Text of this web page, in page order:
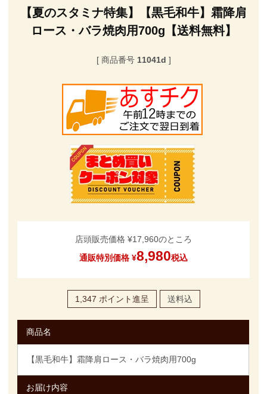
【夏のスタミナ特集】【黒毛和牛】霜降肩
ロース・バラ焼肉用700g【送料無料】
商品番号 11041d
店頭販売価格 ¥17,960のところ
通販特別価格 ¥8,980税込
1,347 ポイント進呈 送料込
商品名
【黒毛和牛】霜降肩ロース・バラ焼肉用700g
お届け内容